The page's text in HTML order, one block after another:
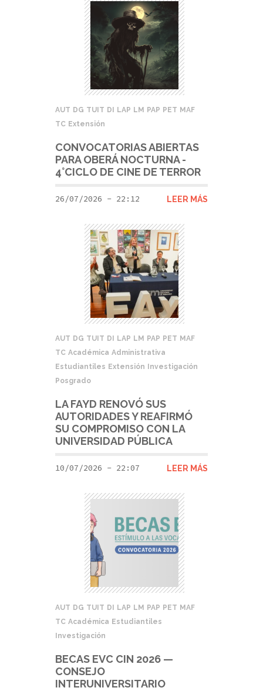
AUT DG TUIT DI LAP LM PAP PET MAF
TC Extensión
CONVOCATORIAS ABIERTAS
PARA OBERÁ NOCTURNA -
4°CICLO DE CINE DE TERROR
26/07/2026 - 22:12 LEER MÁS
AUT DG TUIT DI LAP LM PAP PET MAF
TC Académica Administrativa
Estudiantiles Extensión Investigación
Posgrado
LA FAYD RENOVÓ SUS
AUTORIDADES Y REAFIRMÓ
SU COMPROMISO CON LA
UNIVERSIDAD PÚBLICA
10/07/2026 - 22:07 LEER MÁS
AUT DG TUIT DI LAP LM PAP PET MAF
TC Académica Estudiantiles
Investigación
BECAS EVC CIN 2026 —
CONSEJO
INTERUNIVERSITARIO